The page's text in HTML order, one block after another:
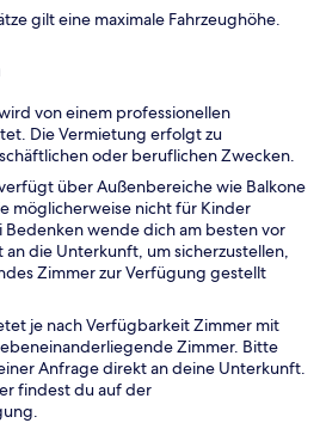
gilt eine maximale Fahrzeughöhe.
von einem professionellen
Die Vermietung erfolgt zu
oder beruflichen Zwecken.
über Außenbereiche wie Balkone
möglicherweise nicht für Kinder
wende dich am besten vor
die Unterkunft, um sicherzustellen,
Zimmer zur Verfügung gestellt
je nach Verfügbarkeit Zimmer mit
Zimmer. Bitte
Anfrage direkt an deine Unterkunft.
findest du auf der